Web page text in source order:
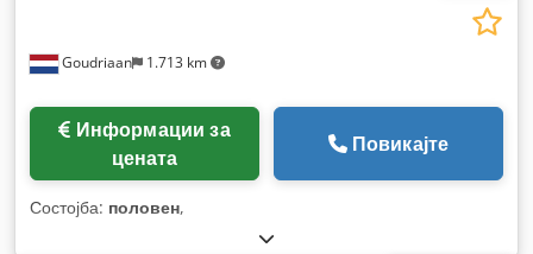
Goudriaan 1.713 km
цената
Повикајте
Состојба: половен,